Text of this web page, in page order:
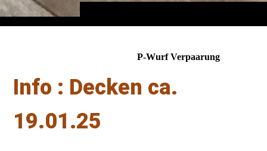
P-Wurf Verpaarung
Info : Decken ca.
19.01.25